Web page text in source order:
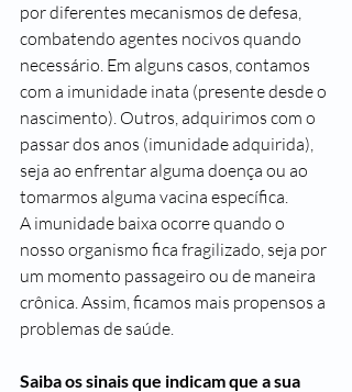
por diferentes mecanismos de defesa,
combatendo agentes nocivos quando
necessário. Em alguns casos, contamos
com a imunidade inata (presente desde o
nascimento). Outros, adquirimos com o
passar dos anos (imunidade adquirida),
seja ao enfrentar alguma doença ou ao
tomarmos alguma vacina específica.
A imunidade baixa ocorre quando o
nosso organismo fica fragilizado, seja por
um momento passageiro ou de maneira
crônica. Assim, ficamos mais propensos a
problemas de saúde.
Saiba os sinais que indicam que a sua